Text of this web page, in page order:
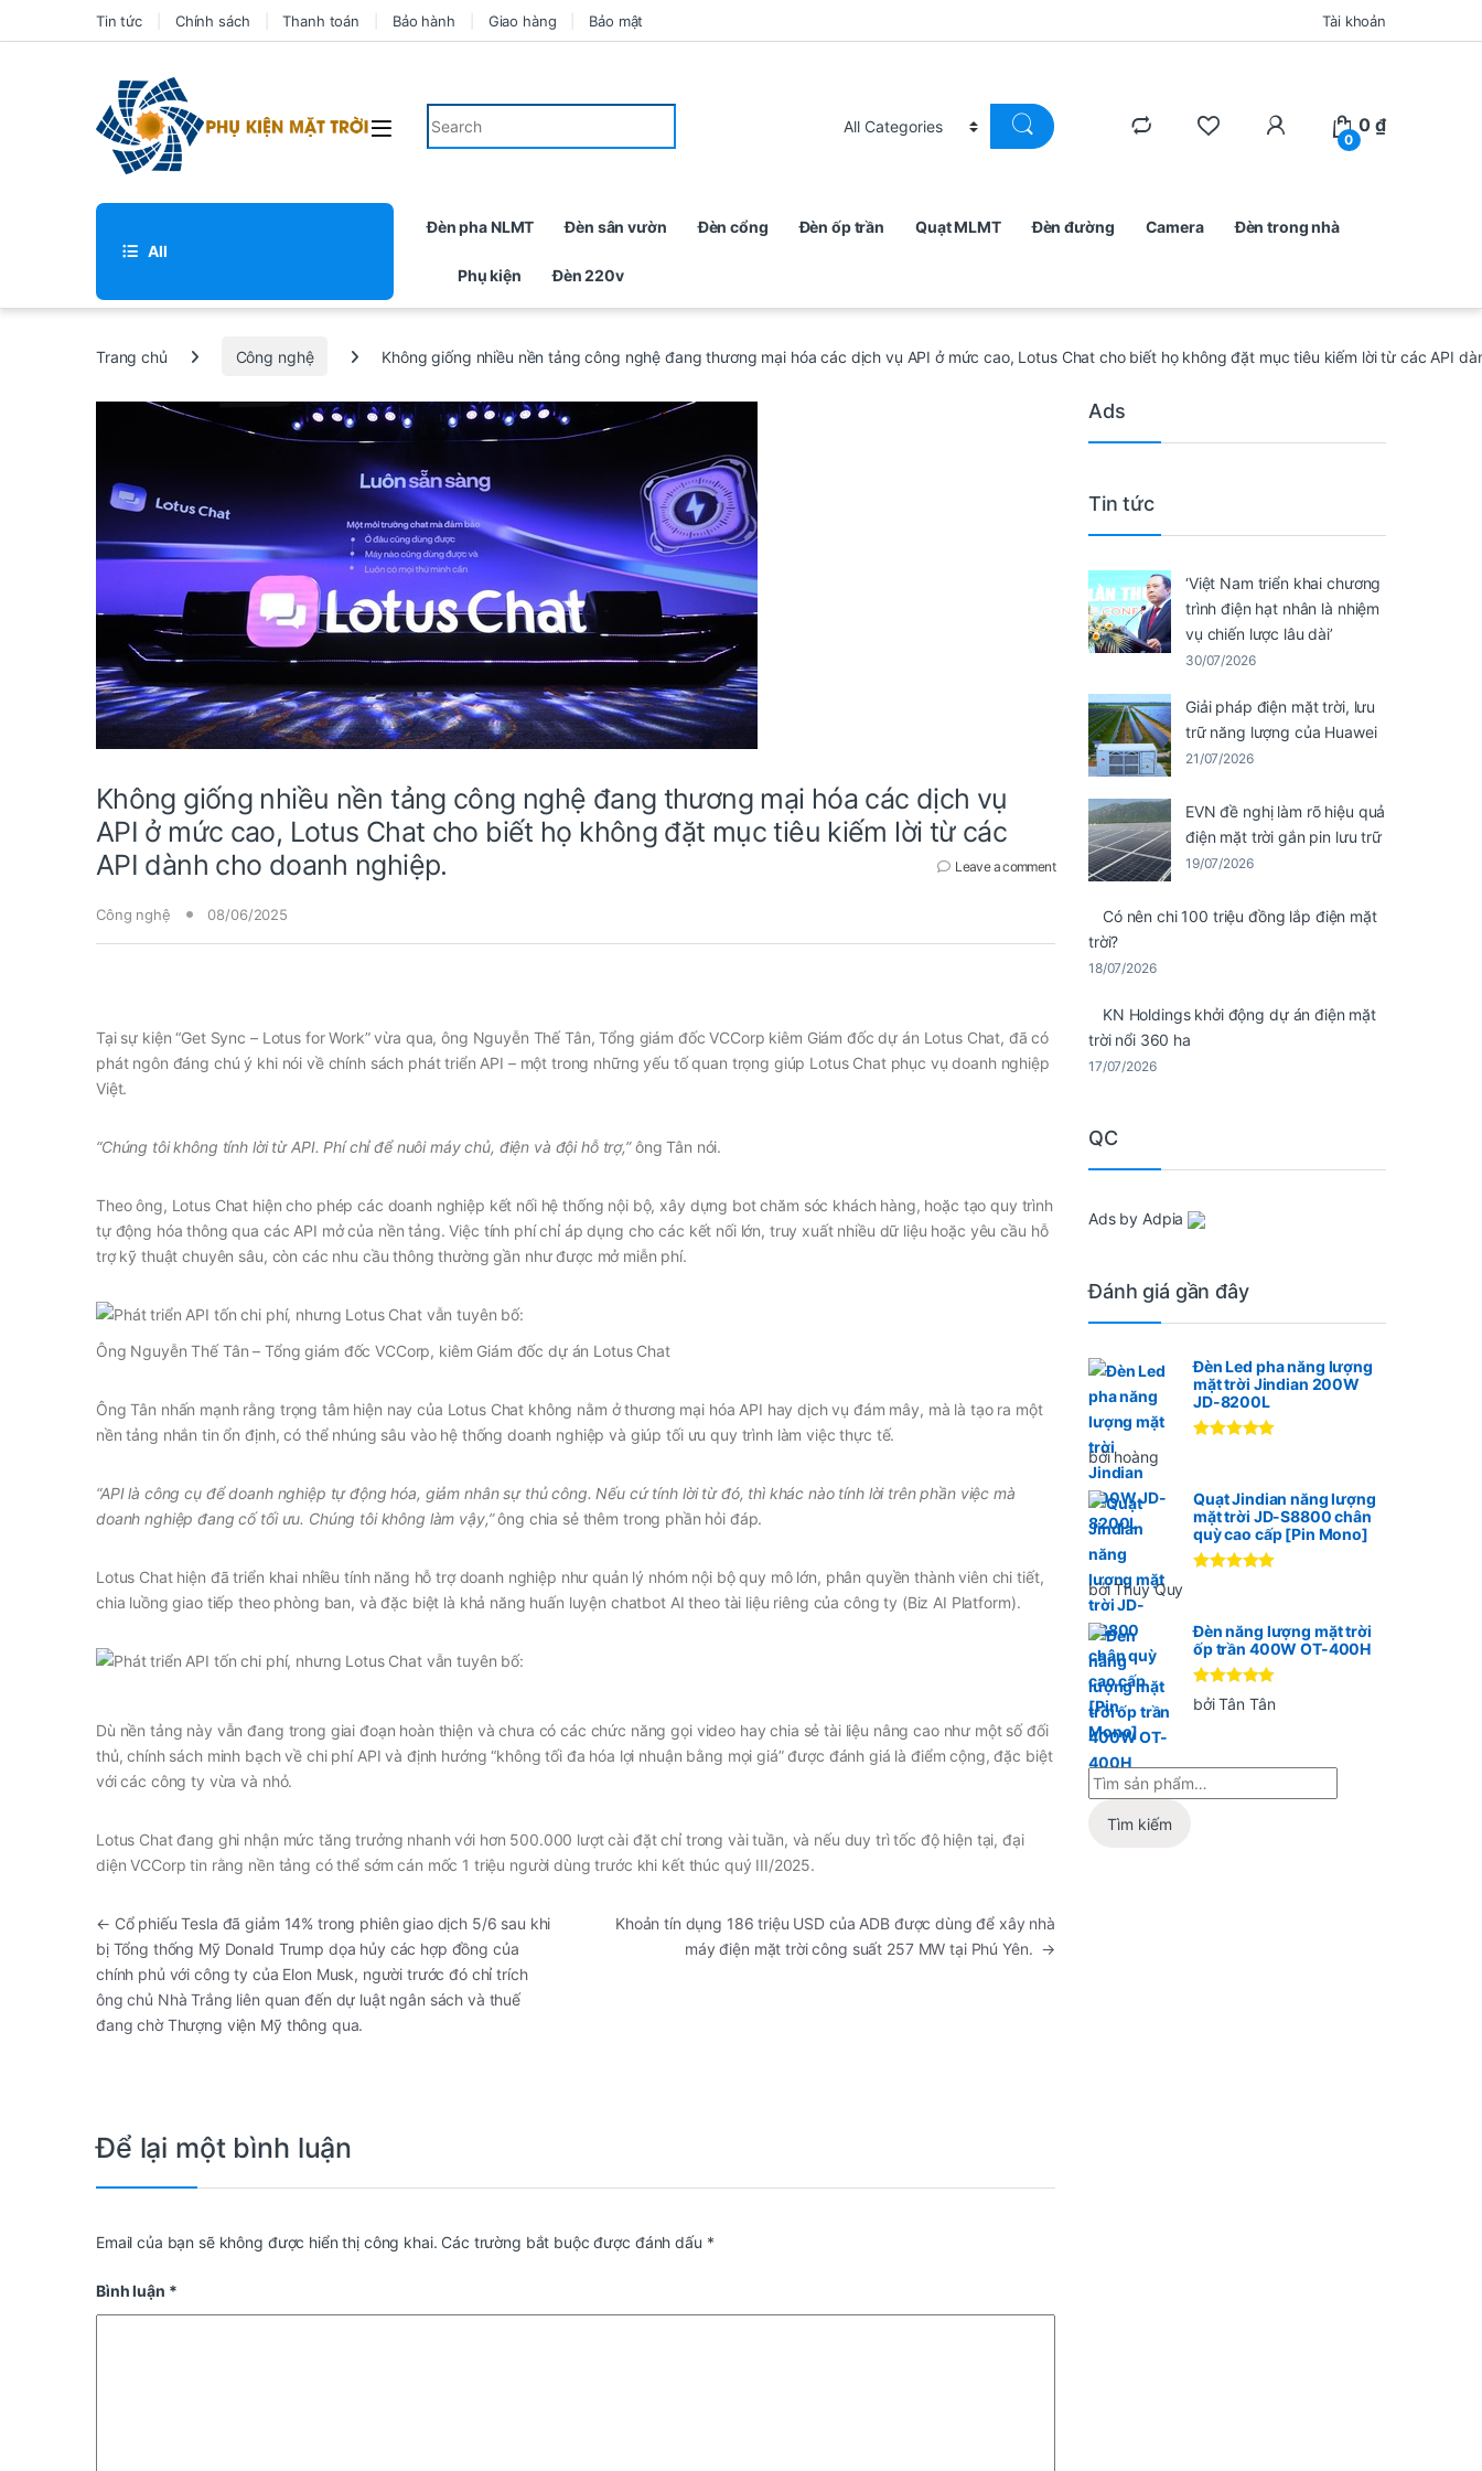
Tin tức Chính sách Thanh toán Bảo hành Giao hàng Bảo mật Tài khoản
0
0₫
All
Đèn pha NLMT Đèn sân vườn Đèn cổng Đèn ốp trần Quạt MLMT Đèn đường Camera Đèn trong nhà
Phụ kiện Đèn 220v
Trang chủ Công nghệ Không giống nhiều nền tảng công nghệ đang thương mại hóa các dịch vụ API ở mức cao, Lotus Chat cho biết họ không đặt mục tiêu kiếm lời từ các API
Không giống nhiều nền tảng công nghệ đang thương mại hóa các dịch vụ
API ở mức cao, Lotus Chat cho biết họ không đặt mục tiêu kiếm lời từ các
API dành cho doanh nghiệp.
Leave a comment
Công nghệ 08/06/2025
Tại sự kiện “Get Sync – Lotus for Work” vừa qua, ông Nguyễn Thế Tân, Tổng giám đốc VCCorp kiêm Giám đốc dự án Lotus Chat, đã có
phát ngôn đáng chú ý khi nói về chính sách phát triển API – một trong những yếu tố quan trọng giúp Lotus Chat phục vụ doanh nghiệp
Việt.
“Chúng tôi không tính lời từ API. Phí chỉ để nuôi máy chủ, điện và đội hỗ trợ,”ông Tân nói.
Theo ông, Lotus Chat hiện cho phép các doanh nghiệp kết nối hệ thống nội bộ, xây dựng bot chăm sóc khách hàng, hoặc tạo quy trình
tự động hóa thông qua các API mở của nền tảng. Việc tính phí chỉ áp dụng cho các kết nối lớn, truy xuất nhiều dữ liệu hoặc yêu cầu hỗ
trợ kỹ thuật chuyên sâu, còn các nhu cầu thông thường gần như được mở miễn phí.
Ông Nguyễn Thế Tân – Tổng giám đốc VCCorp, kiêm Giám đốc dự án Lotus Chat
Ông Tân nhấn mạnh rằng trọng tâm hiện nay của Lotus Chat không nằm ở thương mại hóa API hay dịch vụ đám mây, mà là tạo ra một
nền tảng nhắn tin ổn định, có thể nhúng sâu vào hệ thống doanh nghiệp và giúp tối ưu quy trình làm việc thực tế.
“API là công cụ để doanh nghiệp tự động hóa, giảm nhân sự thủ công. Nếu cứ tính lời từ đó, thì khác nào tính lời trên phần việc mà
doanh nghiệp đang cố tối ưu. Chúng tôi không làm vậy,”ông chia sẻ thêm trong phần hỏi đáp.
Lotus Chat hiện đã triển khai nhiều tính năng hỗ trợ doanh nghiệp như quản lý nhóm nội bộ quy mô lớn, phân quyền thành viên chi tiết,
chia luồng giao tiếp theo phòng ban, và đặc biệt là khả năng huấn luyện chatbot AI theo tài liệu riêng của công ty (Biz AI Platform).
Dù nền tảng này vẫn đang trong giai đoạn hoàn thiện và chưa có các chức năng gọi video hay chia sẻ tài liệu nâng cao như một số đối
thủ, chính sách minh bạch về chi phí API và định hướng “không tối đa hóa lợi nhuận bằng mọi giá” được đánh giá là điểm cộng, đặc biệt
với các công ty vừa và nhỏ.
Lotus Chat đang ghi nhận mức tăng trưởng nhanh với hơn 500.000 lượt cài đặt chỉ trong vài tuần, và nếu duy trì tốc độ hiện tại, đại
diện VCCorp tin rằng nền tảng có thể sớm cán mốc 1 triệu người dùng trước khi kết thúc quý III/2025.
← Cổ phiếu Tesla đã giảm 14% trong phiên giao dịch 5/6 sau khi
bị Tổng thống Mỹ Donald Trump dọa hủy các hợp đồng của
chính phủ với công ty của Elon Musk, người trước đó chỉ trích
ông chủ Nhà Trắng liên quan đến dự luật ngân sách và thuế
đang chờ Thượng viện Mỹ thông qua.
Khoản tín dụng 186 triệu USD của ADB được dùng để xây nhà
máy điện mặt trời công suất 257 MW tại Phú Yên. →
Để lại một bình luận
Email của bạn sẽ không được hiển thị công khai. Các trường bắt buộc được đánh dấu *
Bình luận *
Ads
Tin tức
‘Việt Nam triển khai chương
trình điện hạt nhân là nhiệm
vụ chiến lược lâu dài’
30/07/2026
Giải pháp điện mặt trời, lưu
trữ năng lượng của Huawei
21/07/2026
EVN đề nghị làm rõ hiệu quả
điện mặt trời gắn pin lưu trữ
19/07/2026
Có nên chi 100 triệu đồng lắp điện mặt
trời?
18/07/2026
KN Holdings khởi động dự án điện mặt
trời nổi 360 ha
17/07/2026
QC
Ads by Adpia
Đánh giá gần đây
Đèn Led pha năng lượng
mặt trời Jindian 200W
JD-8200L
bởi hoàng
Quạt Jindian năng lượng
mặt trời JD-S8800 chân
quỳ cao cấp [Pin Mono]
bởi Thúy Quy
Đèn năng lượng mặt trời
ốp trần 400W OT-400H
Được xếp
hạng 55
bởi Tân Tân
Tìm kiếm